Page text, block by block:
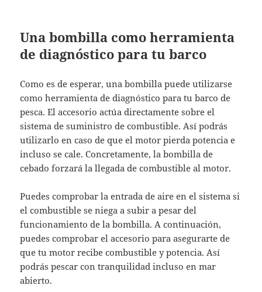
Una bombilla como herramienta
de diagnóstico para tu barco
Como es de esperar, una bombilla puede utilizarse
como herramienta de diagnóstico para tu barco de
pesca. El accesorio actúa directamente sobre el
sistema de suministro de combustible. Así podrás
utilizarlo en caso de que el motor pierda potencia e
incluso se cale. Concretamente, la bombilla de
cebado forzará la llegada de combustible al motor.
Puedes comprobar la entrada de aire en el sistema si
el combustible se niega a subir a pesar del
funcionamiento de la bombilla. A continuación,
puedes comprobar el accesorio para asegurarte de
que tu motor recibe combustible y potencia. Así
podrás pescar con tranquilidad incluso en mar
abierto.